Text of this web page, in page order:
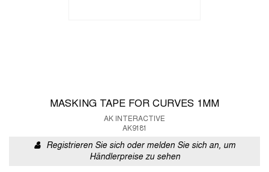
MASKING TAPE FOR CURVES 1MM
AK INTERACTIVE
AK9181
Registrieren Sie sich oder melden Sie sich an, um
Händlerpreise zu sehen